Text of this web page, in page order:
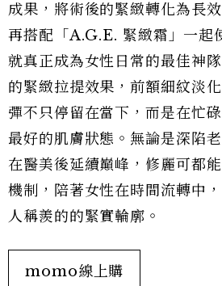
成果，將術後的緊緻轉化為長
再搭配「A.G.E. 緊緻霜」一起
就真正成為女性日常的最佳神
的緊緻拉提效果，前額細紋淡
彈不只停留在當下，而是在忙
最好的肌膚狀態。無論是深陷
在醫美後延續巔峰，修麗可都
機制，陪著女性在時間流轉中
人稱羨的的緊實輪廓。
momo線上購